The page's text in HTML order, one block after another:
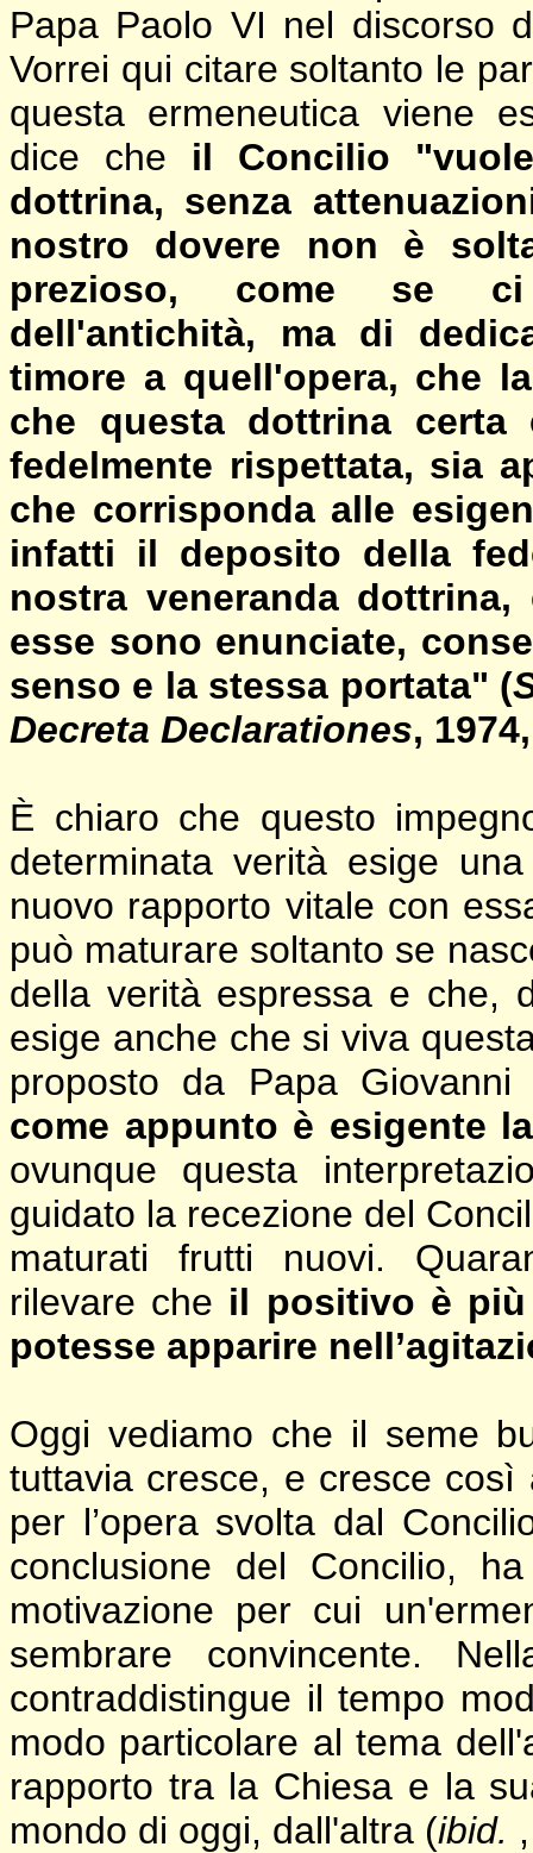
Papa Paolo VI nel discorso
Vorrei qui citare soltanto le
questa ermeneutica viene
dice che il Concilio
dottrina, senza
nostro dovere non è
prezioso, come se ci
dell'antichità, ma di
timore a quell'opera, che
che questa dottrina certa
fedelmente rispettata, sia
che corrisponda alle
infatti il deposito della
nostra veneranda
esse sono enunciate,
senso e la stessa portata" (
Decreta Declarationes,
È chiaro che questo
determinata verità esige
nuovo rapporto vitale con
può maturare soltanto se
della verità espressa e che,
esige anche che si viva
proposto da Papa
come appunto è esigente
ovunque questa
guidato la recezione del
maturati frutti nuovi.
rilevare che il positivo è
potesse apparire
Oggi vediamo che il seme
tuttavia cresce, e cresce
per l’opera svolta dal
conclusione del Concilio,
motivazione per cui
sembrare convincente.
contraddistingue il tempo
modo particolare al tema
rapporto tra la Chiesa e la
mondo di oggi, dall'altra (ibid.